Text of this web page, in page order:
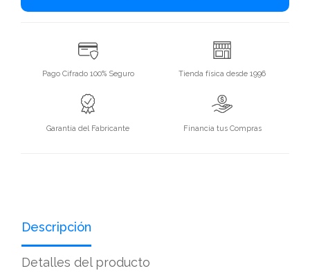
Pago Cifrado 100% Seguro Tienda física desde 1996
Garantía del Fabricante Financia tus Compras
Descripción
Detalles del producto